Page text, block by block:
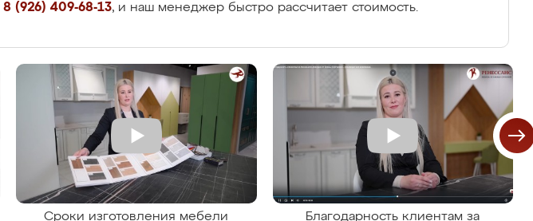
8 (926) 409-68-13, и наш менеджер быстро рассчитает стоимость.
Сроки изготовления мебели
Благодарность клиентам за